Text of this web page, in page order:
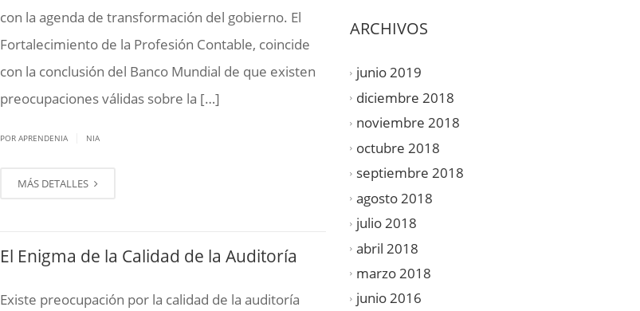
con la agenda de transformación del gobierno. El
Fortalecimiento de la Profesión Contable, coincide
con la conclusión del Banco Mundial de que existen
preocupaciones válidas sobre la […]
POR APRENDENIA NIA
MÁS DETALLES
El Enigma de la Calidad de la Auditoría
Existe preocupación por la calidad de la auditoría
ARCHIVOS
junio 2019
diciembre 2018
noviembre 2018
octubre 2018
septiembre 2018
agosto 2018
julio 2018
abril 2018
marzo 2018
junio 2016